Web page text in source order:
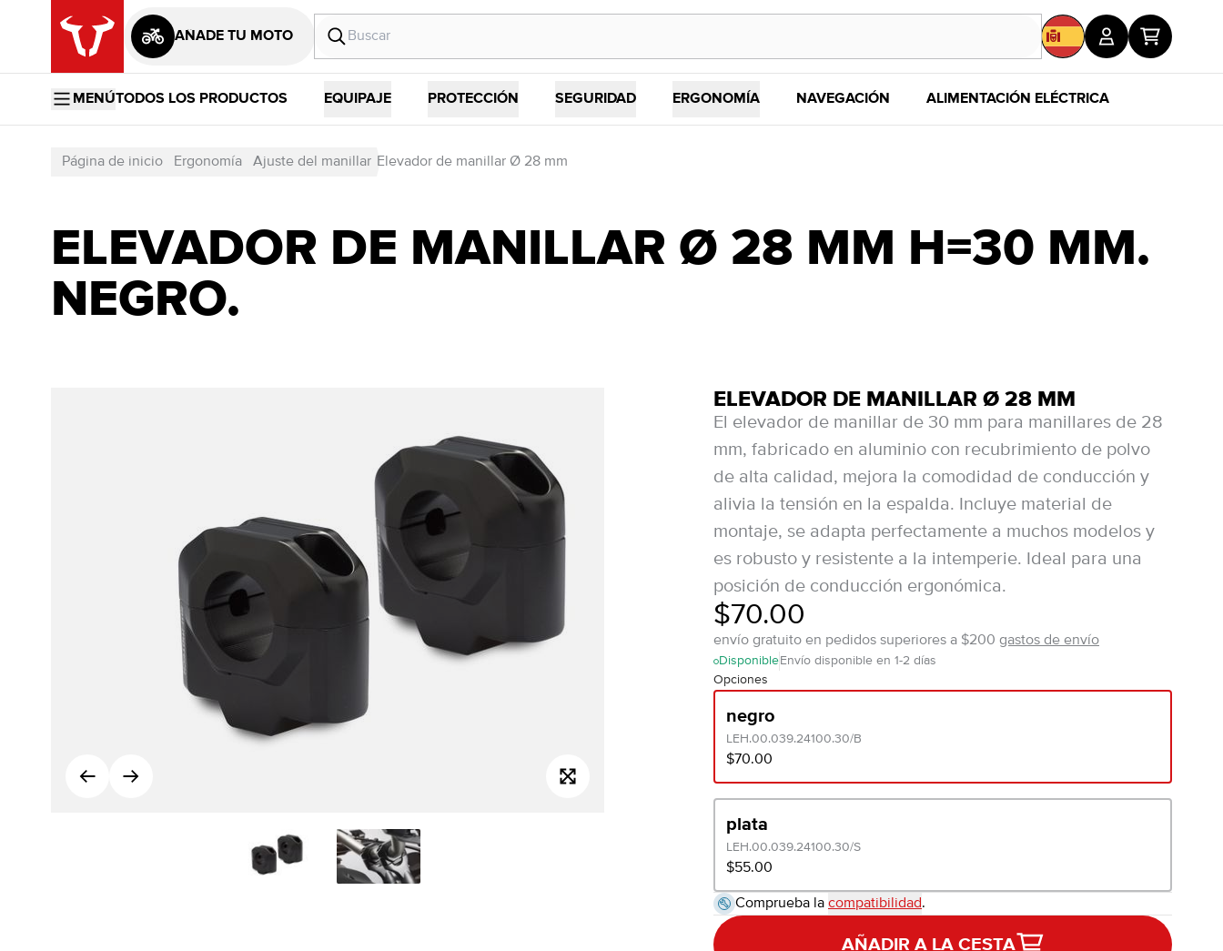
AÑADE TU MOTO
MENÚTODOS LOS PRODUCTOS EQUIPAJE PROTECCIÓN SEGURIDAD ERGONOMÍA NAVEGACIÓN ALIMENTACIÓN ELÉCTRICA
Página de inicio Ergonomía Ajuste del manillar Elevador de manillar Ø 28 mm
ELEVADOR DE MANILLAR Ø 28 MM H=30 MM.
NEGRO.
ELEVADOR DE MANILLAR Ø 28 MM
El elevador de manillar de 30 mm para manillares de 28
mm, fabricado en aluminio con recubrimiento de polvo
de alta calidad, mejora la comodidad de conducción y
alivia la tensión en la espalda. Incluye material de
montaje, se adapta perfectamente a muchos modelos y
es robusto y resistente a la intemperie. Ideal para una
posición de conducción ergonómica.
$70.00
envío gratuito en pedidos superiores a $200 gastos de envío
Disponible Envío disponible en 1-2 días
Opciones
negro
LEH.00.039.24100.30/B
$70.00
plata
LEH.00.039.24100.30/S
$55.00
Comprueba la compatibilidad.
AÑADIR A LA CESTA